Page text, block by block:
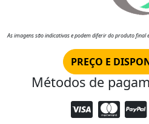
As imagens são indicativas e podem diferir do produto final
PREÇO E
Métodos de